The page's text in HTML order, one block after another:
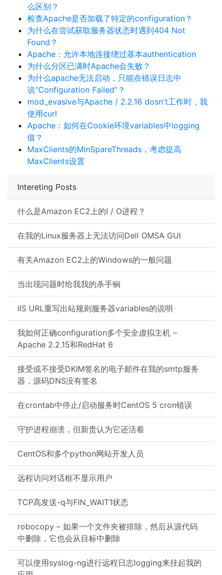
Intereting Posts
什么是Amazon EC2上的I / O进程？
在我的Linux服务器上无法访问Dell OMSA GUI
有关Amazon EC2上的Windows的一般问题
当出现问题时给我我的杀手锏
IIS URL重写出站规则服务器variables的说明
我如何正确configuration多个安全虚拟主机 –
Apache 2.2.15和RedHat 6
接受或不接受DKIM签名的电子邮件在我的smtp服务
器，源码DNS没有签名
在crontab中停止/启动服务时CentOS 5 cron错误
守护进程崩溃，但新贵认为它还活着
CentOS和多个python网站开发人员
远程访问对话框不显示用户
TCP高发送-q与FIN_WAIT1状态
robocopy – 如果一个文件夹被排除，然后从源代码
中删除，它也会从目标中删除
可以使用syslog-ng进行远程日志logging来挂起我的
么区别？
检查Apache是​​否加载了特定的configuration？
为什么在尝试获取服务器状态时遇到404 Not
Found？
Apache：允许本地连接绕过基本authentication
为什么分区已满时Apache会失败？
为什么apache无法启动，只能在错误日志中
说“Configuration Failed”？
mod_evasive与Apache / 2.2.16 dosn't工作时，我
使用curl
Apache：如何在Cookie环境variables中logging
值？
MaxClients的MinSpareThreads，考虑提高
MaxClients设置